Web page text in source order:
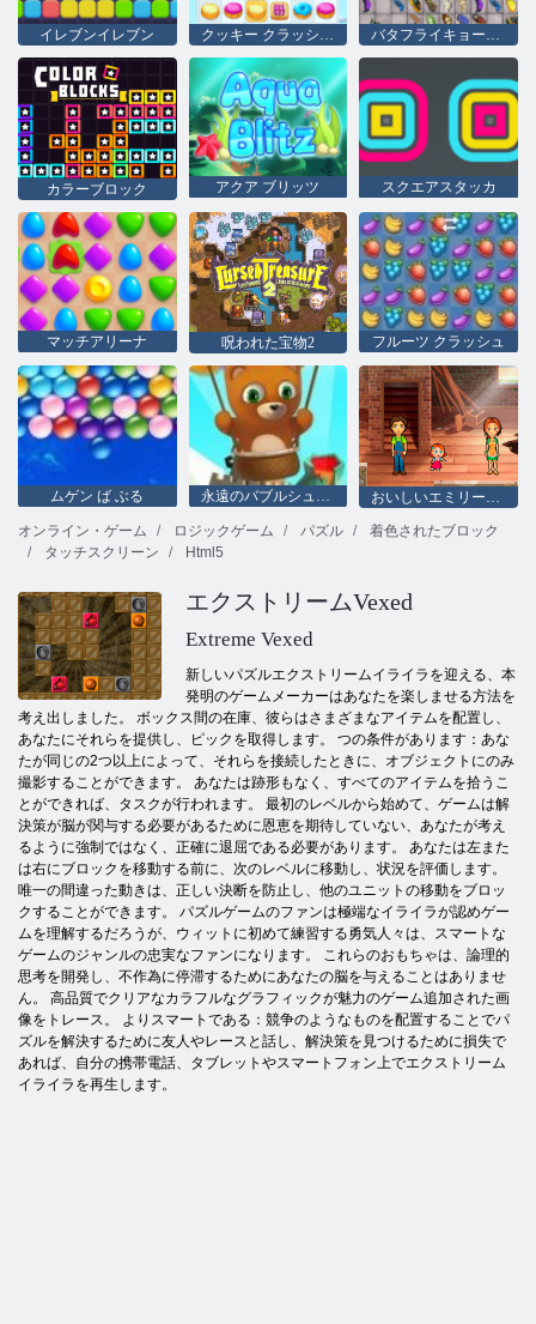
イレブンイレブン クッキー クラッシュ 2 バタフライキョーダイHD
カラーブロック アクア ブリッツ スクエアスタッカ
マッチアリーナ 呪われた宝物2 フルーツ クラッシュ
ムゲン ば ぶる 永遠のバブルシューター
おいしいエミリーのホームスイートホーム
オンライン・ゲーム
ロジックゲーム パズル
着色されたブロック
タッチスクリーン
Html5
エクストリームVexed
Extreme Vexed
新しいパズルエクストリームイライラを迎える、本
発明のゲームメーカーはあなたを楽しませる方法を
考え出しました。 ボックス間の在庫、彼らはさまざまなアイテムを配置し、
あなたにそれらを提供し、ピックを取得します。 つの条件があります：あな
たが同じの2つ以上によって、それらを接続したときに、オブジェクトにのみ
撮影することができます。 あなたは跡形もなく、すべてのアイテムを拾うこ
とができれば、タスクが行われます。 最初のレベルから始めて、ゲームは解
決策が脳が関与する必要があるために恩恵を期待していない、あなたが考え
るように強制ではなく、正確に退屈である必要があります。 あなたは左また
は右にブロックを移動する前に、次のレベルに移動し、状況を評価します。
唯一の間違った動きは、正しい決断を防止し、他のユニットの移動をブロッ
クすることができます。 パズルゲームのファンは極端なイライラが認めゲー
ムを理解するだろうが、ウィットに初めて練習する勇気人々は、スマートな
ゲームのジャンルの忠実なファンになります。 これらのおもちゃは、論理的
思考を開発し、不作為に停滞するためにあなたの脳を与えることはありませ
ん。 高品質でクリアなカラフルなグラフィックが魅力のゲーム追加された画
像をトレース。 よりスマートである：競争のようなものを配置することでパ
ズルを解決するために友人やレースと話し、解決策を見つけるために損失で
あれば、自分の携帯電話、タブレットやスマートフォン上でエクストリーム
イライラを再生します。